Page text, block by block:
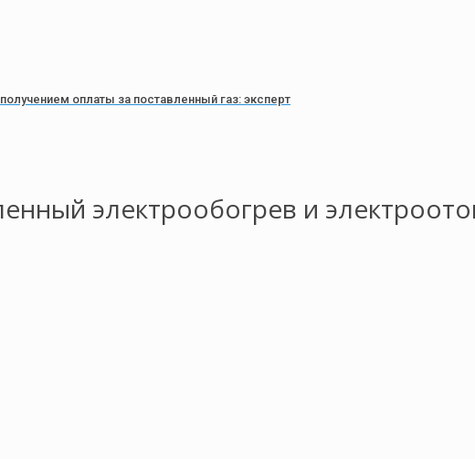
оплаты за поставленный газ: эксперт
электрообогрев и